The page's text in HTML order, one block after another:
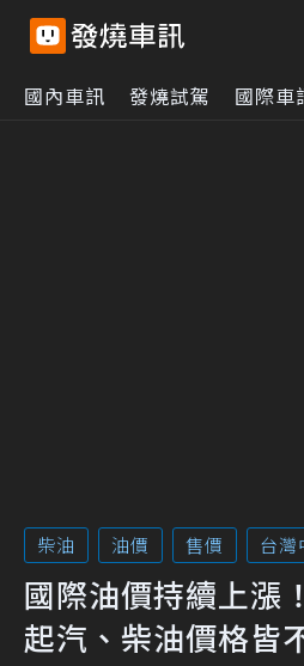
國內車訊 發燒試駕 國際車
柴油 油價 售價 台灣
國際油價持續上漲
起汽、柴油價格皆